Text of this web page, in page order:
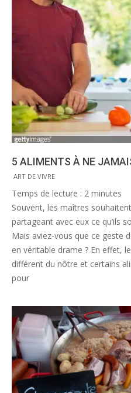
5 ALIMENTS À NE
2016-
03-
28
ART DE VIVRE
Temps de lecture : 2 minutes
Souvent, les maîtres
partageant avec eux ce qu’ils
Mais aviez-vous que ce geste
en véritable drame ? En effet,
différent du nôtre et certains
pour